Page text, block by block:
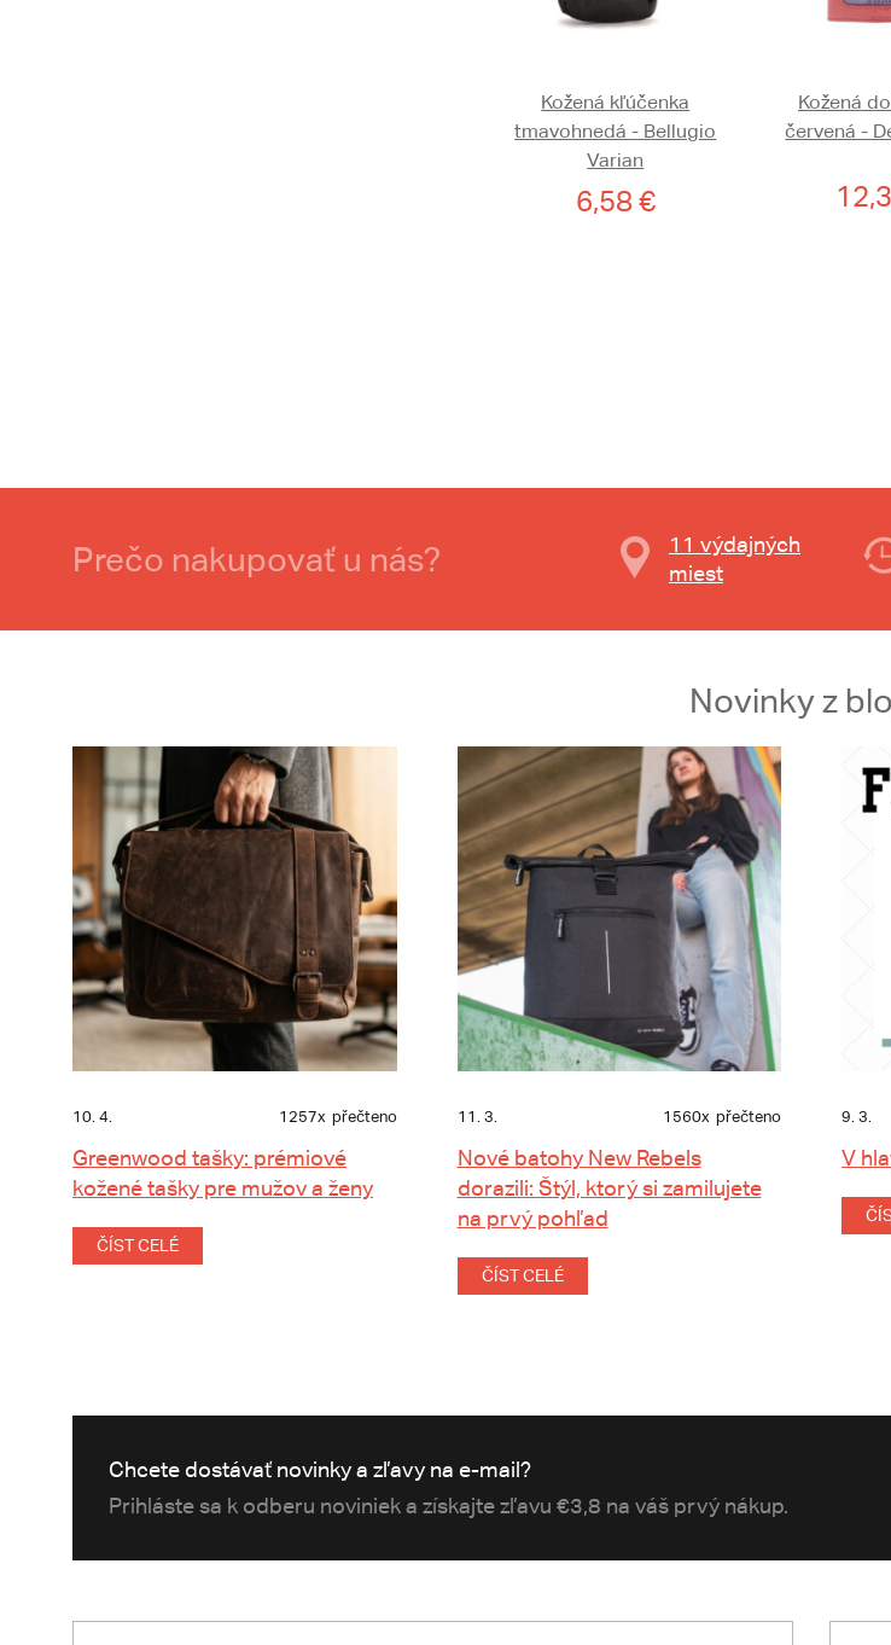
Kožená kľúčenka
tmavohnedá - Bellugio
Varian
6,58 €
Kožená
červená -
Prečo nakupovať u nás?
11 výdajných
miest
Novinky z
10. 4. 1257x přečteno
Greenwood tašky: prémiové
kožené tašky pre mužov a ženy
ČÍST CELÉ
11. 3. 1560x přečteno
Nové batohy New Rebels
dorazili: Štýl, ktorý si zamilujete
na prvý pohľad
ČÍST CELÉ
9. 3.
V
Chcete dostávať novinky a zľavy na e-mail?
Prihláste sa k odberu noviniek a získajte zľavu €3,8 na váš prvý nákup.